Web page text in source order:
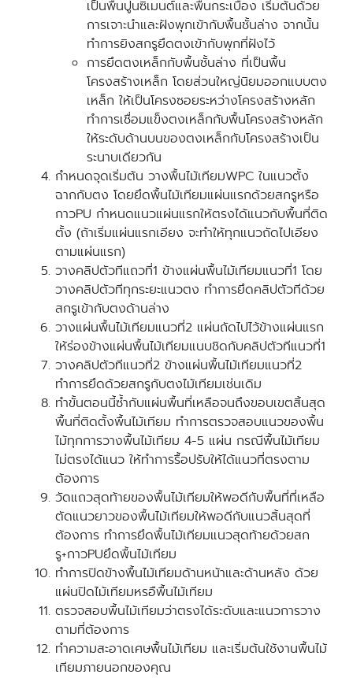
เป็นพื้นปูนซิเมนต์และพื้นกระเบื้อง เริ่มต้นด้วย
การเจาะนำและฝังพุกเข้ากับพื้นชั้นล่าง จากนั้น
ทำการยิงสกรูยึดตงเข้ากับพุกที่ฝังไว้
การยึดตงเหล็กกับพื้นชั้นล่าง ที่เป็นพื้น
โครงสร้างเหล็ก โดยส่วนใหญ่นิยมออกแบบตง
เหล็ก ให้เป็นโครงซอยระหว่างโครงสร้างหลัก
ทำการเชื่อมแข็งตงเหล็กกับพื้นโครงสร้างหลัก
ให้ระดับด้านบนของตงเหล็กกับโครงสร้างเป็น
ระนาบเดียวกัน
กำหนดจุดเริ่มต้น วางพื้นไม้เทียมWPC ในแนวตั้ง
ฉากกับตง โดยยึดพื้นไม้เทียมแผ่นแรกด้วยสกรูหรือ
กาวPU กำหนดแนวแผ่นแรกให้ตรงได้แนวกับพื้นที่ติด
ตั้ง (ถ้าเริ่มแผ่นแรกเอียง จะทำให้ทุกแนวถัดไปเอียง
ตามแผ่นแรก)
วางคลิปตัวทีแถวที่1 ข้างแผ่นพื้นไม้เทียมแนวที่1 โดย
วางคลิปตัวทีทุกระยะแนวตง ทำการยึดคลิปตัวทีด้วย
สกรูเข้ากับตงด้านล่าง
วางแผ่นพื้นไม้เทียมแนวที่2 แผ่นถัดไปไว้ข้างแผ่นแรก
ให้ร่องข้างแผ่นพื้นไม้เทียมแนบชิดกับคลิปตัวทีแนวที่1
วางคลิปตัวทีแนวที่2 ข้างแผ่นพื้นไม้เทียมแนวที่2
ทำการยึดด้วยสกรูกับตงไม้เทียมเช่นเดิม
ทำขั้นตอนนี้ซ้ำกับแผ่นพื้นที่เหลือจนถึงขอบเขตสิ้นสุด
พื้นที่ติดตั้งพื้นไม้เทียม ทำการตรวจสอบแนวของพื้น
ไม้ทุกการวางพื้นไม้เทียม 4-5 แผ่น กรณีพื้นไม้เทียม
ไม่ตรงได้แนว ให้ทำการรื้อปรับให้ได้แนวที่ตรงตาม
ต้องการ
วัดแถวสุดท้ายของพื้นไม้เทียมให้พอดีกับพื้นที่ที่เหลือ
ตัดแนวยาวของพื้นไม้เทียมให้พอดีกับแนวสิ้นสุดที่
ต้องการ ทำการยึดพื้นไม้เทียมแนวสุดท้ายด้วยสก
รู+กาวPUยึดพื้นไม้เทียม
ทำการปิดข้างพื้นไม้เทียมด้านหน้าและด้านหลัง ด้วย
แผ่นปิดไม้เทียมหรอืพื้นไม้เทียม
ตรวจสอบพื้นไม้เทียมว่าตรงได้ระดับและแนวการวาง
ตามที่ต้องการ
ทำความสะอาดเศษพื้นไม้เทียม และเริ่มต้นใช้งานพื้นไม้
เทียมภายนอกของคุณ